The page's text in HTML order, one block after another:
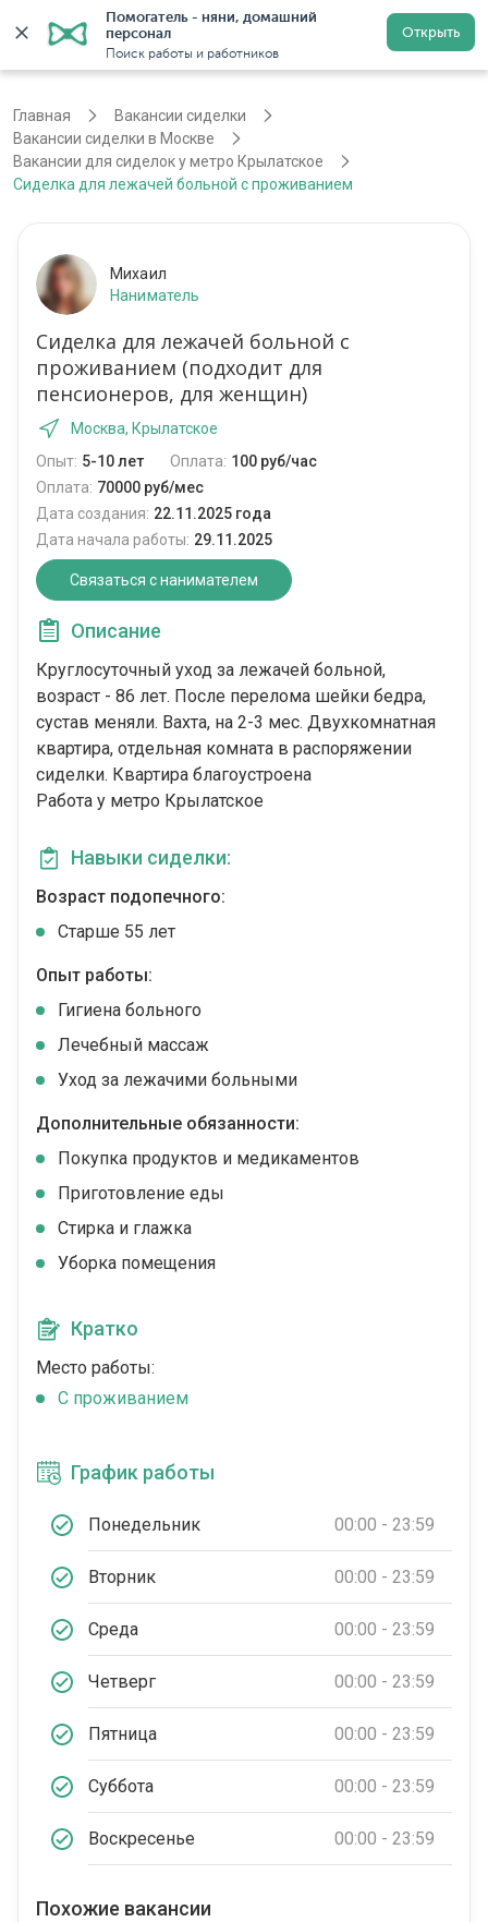
Помогатель - няни, домашний
персонал
Поиск работы и работников
Открыть
Регистрация
Главная
Вакансии сиделки
Вакансии сиделки в Москве
Вакансии для сиделок у метро Крылатское
Сиделка для лежачей больной с проживанием
Михаил
Наниматель
Сиделка для лежачей больной с
проживанием (подходит для
пенсионеров, для женщин)
Москва, Крылатское
Опыт: 5-10 лет Оплата: 100 руб/час
Оплата: 70000 руб/мес
Дата создания: 22.11.2025 года
Дата начала работы: 29.11.2025
Связаться с нанимателем
Описание
Круглосуточный уход за лежачей больной,
возраст - 86 лет. После перелома шейки бедра,
сустав меняли. Вахта, на 2-3 мес. Двухкомнатная
квартира, отдельная комната в распоряжении
сиделки. Квартира благоустроена
Работа у метро Крылатское
Навыки сиделки:
Возраст подопечного:
Cтарше 55 лет
Опыт работы:
Гигиена больного
Лечебный массаж
Уход за лежачими больными
Дополнительные обязанности:
Покупка продуктов и медикаментов
Приготовление еды
Стирка и глажка
Уборка помещения
Кратко
Место работы:
C проживанием
График работы
Понедельник 00:00 - 23:59
Вторник 00:00 - 23:59
Среда 00:00 - 23:59
Четверг 00:00 - 23:59
Пятница 00:00 - 23:59
Суббота 00:00 - 23:59
Воскресенье 00:00 - 23:59
Похожие вакансии